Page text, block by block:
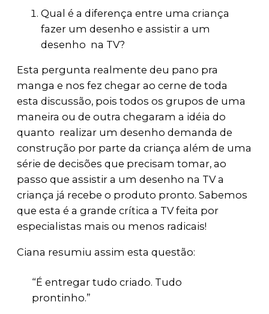
Qual é a diferença entre uma criança
fazer um desenho e assistir a um
desenho na TV?
Esta pergunta realmente deu pano pra
manga e nos fez chegar ao cerne de toda
esta discussão, pois todos os grupos de uma
maneira ou de outra chegaram a idéia do
quanto realizar um desenho demanda de
construção por parte da criança além de uma
série de decisões que precisam tomar, ao
passo que assistir a um desenho na TV a
criança já recebe o produto pronto. Sabemos
que esta é a grande crítica a TV feita por
especialistas mais ou menos radicais!
Ciana resumiu assim esta questão:
“É entregar tudo criado. Tudo
prontinho.”